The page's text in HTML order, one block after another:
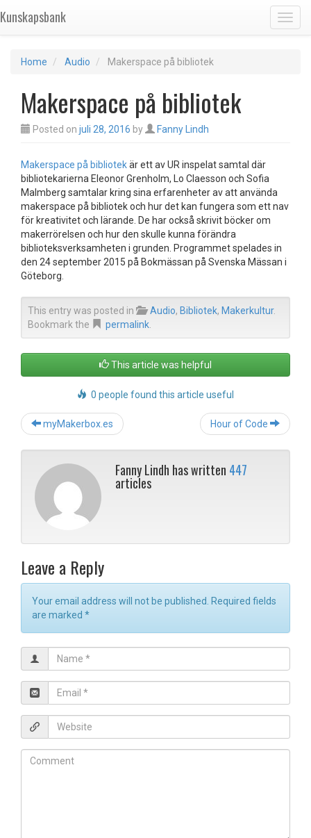
Kunskapsbank
Home Audio Makerspace på bibliotek
Makerspace på bibliotek
Posted on juli 28, 2016 by Fanny Lindh
Makerspace på bibliotekär ett av UR inspelat samtal där
bibliotekarierna Eleonor Grenholm, Lo Claesson och Sofia
Malmberg samtalar kring sina erfarenheter av att använda
makerspace på bibliotek och hur det kan fungera som ett nav
för kreativitet och lärande. De har också skrivit böcker om
makerrörelsen och hur den skulle kunna förändra
biblioteksverksamheten i grunden. Programmet spelades in
den 24 september 2015 på Bokmässan på Svenska Mässan i
Göteborg.
This entry was posted in Audio, Bibliotek, Makerkultur.
Bookmark the
permalink
This article was helpful
0 people found this article useful
myMakerbox.es Hour of Code
Fanny Lindh has written 447
articles
Leave a Reply
Your email address will not be published. Required fields
are marked *
a
*
m
l
e
b